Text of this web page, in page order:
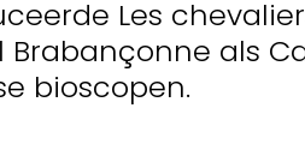
Les
Brabançonne als
bioscopen.